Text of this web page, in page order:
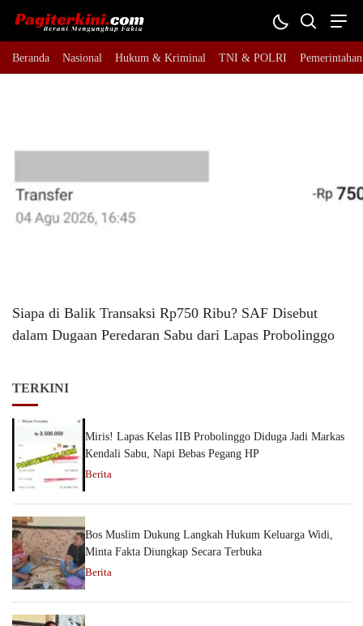
Beranda Nasional Hukum & Kriminal TNI & POLRI Pemerintahan
Siapa di Balik Transaksi Rp750 Ribu? SAF Disebut
dalam Dugaan Peredaran Sabu dari Lapas Probolinggo
TERKINI
Miris! Lapas Kelas IIB Probolinggo Diduga Jadi Markas
Kendali Sabu, Napi Bebas Pegang HP
Berita
Bos Muslim Dukung Langkah Hukum Keluarga Widi,
Minta Fakta Diungkap Secara Terbuka
Berita